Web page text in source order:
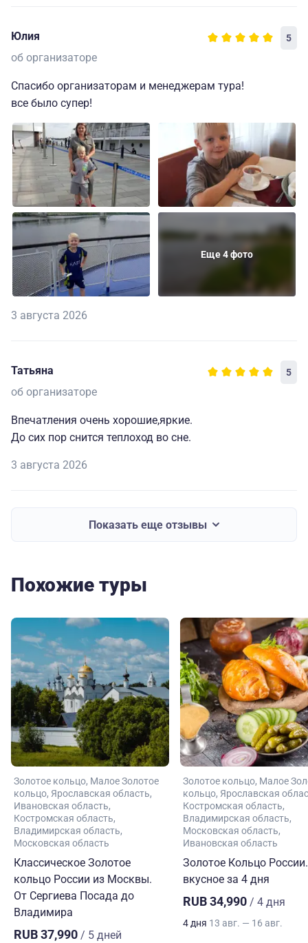
Юлия 5
об организаторе
Спасибо организаторам и менеджерам тура!
все было супер!
Еще 4 фото
3 августа 2026
Татьяна 5
об организаторе
Впечатления очень хорошие,яркие.
До сих пор снится теплоход во сне.
3 августа 2026
Показать еще отзывы
Похожие туры
Золотое кольцо Малое Золотое
кольцо Ярославская область
Ивановская область
Костромская область
Владимирская область
Московская область
Классическое Золотое
кольцо России из Москвы.
От Сергиева Посада до
Владимира
RUB 37,990 / 5 дней
Золотое кольцо Малое
кольцо Ярославская
Костромская область
Владимирская область
Московская область
Ивановская область
Золотое Кольцо
вкусное за 4 дня
RUB 34,990 / 4 дня
4 дня 13 авг. — 16 авг.